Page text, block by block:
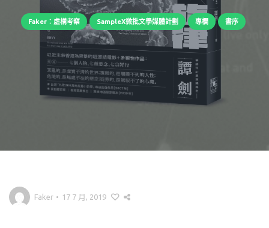
Faker：虛構考察 SampleX微批文學媒體計劃 專欄 書序
Faker • 17 7 月, 2019